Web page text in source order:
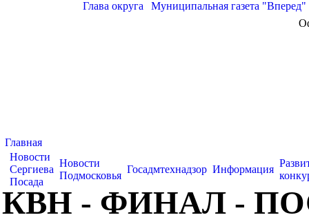
Глава округа Муниципальная газета "Вперед"
Главная
Новости
Сергиева
Посада
Новости
Подмосковья
Госадмтехнадзор Информация
КВН - ФИНАЛ -